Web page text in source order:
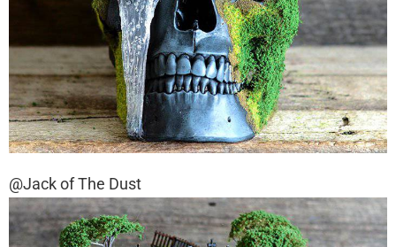
@Jack of The Dust